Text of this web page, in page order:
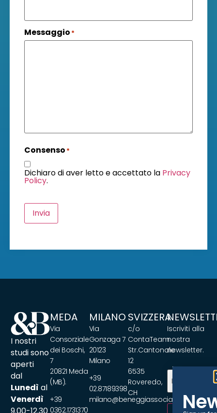
Messaggio *
Consenso *
Dichiaro di aver letto e accettato la Privacy
Policy.
Invia
I nostri
studi sono
aperti
dal
Lunedì al
Venerdì
9.00-12.30
MEDA
Via
Consorziale
dei Boschi,
7
20821 Meda
(MB).
+39
0362.1731370
MILANO
Via
Gonzaga 7
20123
Milano
+39
02.87189398
milano@beneggiassociati.com
SVIZZERA
c/o
ContaTeam
Str.Cantonale
12
6535
Roveredo,
CH
Iscriviti alla
nostra
newsletter.
Email